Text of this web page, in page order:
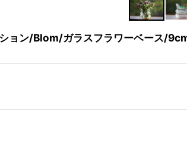
ョン/Blom/ガラスフラワーベース/